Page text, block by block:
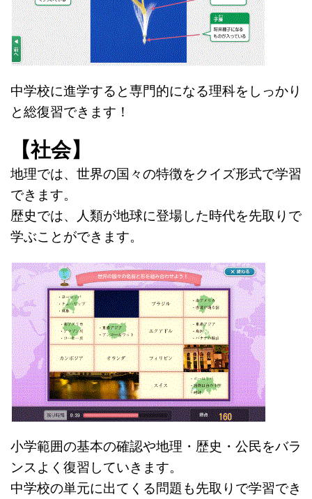
中学校に進学すると専門的になる理科をしっかり
と総復習できます！
【社会】
地理では、世界の国々の特徴をクイズ形式で学習
できます。
歴史では、人類が地球に登場した時代を先取りで
学ぶことができます。
小学範囲の基本の確認や地理・歴史・公民をバラ
ンスよく復習していきます。
中学校の単元に出てくる問題も先取りで学習でき